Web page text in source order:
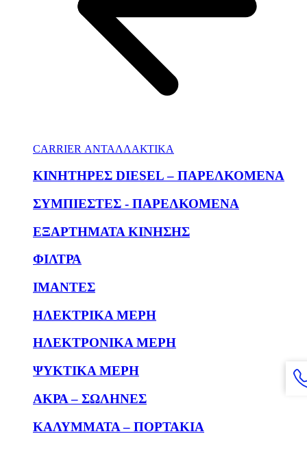
CARRIER ΑΝΤΑΛΛΑΚΤΙΚΑ
KΙΝΗΤΗΡΕΣ DIESEL – ΠΑΡΕΛΚΟΜΕΝΑ
ΣΥΜΠΙΕΣΤΕΣ - ΠΑΡΕΛΚΟΜΕΝΑ
ΕΞΑΡΤΗΜΑΤΑ ΚΙΝΗΣΗΣ
ΦΙΛΤΡΑ
ΙΜΑΝΤΕΣ
ΗΛΕΚΤΡΙΚΑ ΜΕΡΗ
ΗΛΕΚΤΡΟΝΙΚΑ ΜΕΡΗ
ΨΥΚΤΙΚΑ ΜΕΡΗ
ΑΚΡΑ – ΣΩΛΗΝΕΣ
ΚΑΛΥΜΜΑΤΑ – ΠΟΡΤΑΚΙΑ